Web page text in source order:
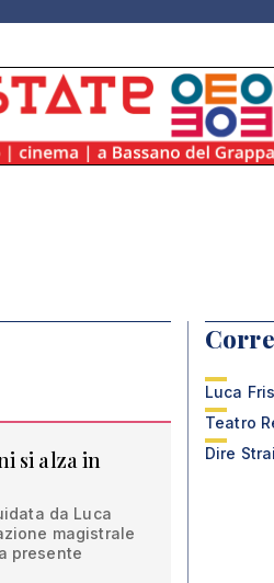
si alza in
da Luca
magistrale
presente
Luca
Teatro
Dire